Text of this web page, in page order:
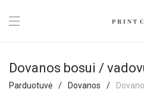
Dovanos bosui /
Parduotuvė / Dovanos /